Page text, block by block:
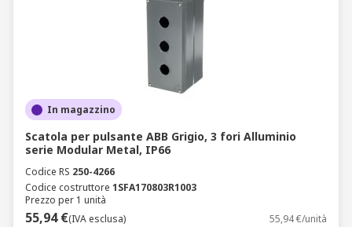
In magazzino
Scatola per pulsante ABB Grigio, 3 fori Alluminio
serie Modular Metal, IP66
Codice RS 250-4266
Codice costruttore 1SFA170803R1003
Prezzo per 1 unità
55,94 €(IVA esclusa) 55,94 €/unità